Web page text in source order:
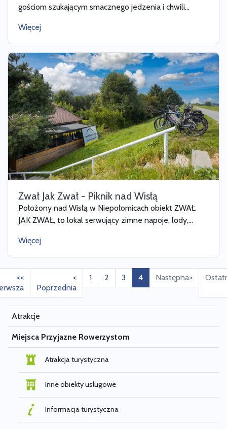
gościom szukającym smacznego jedzenia i chwili...
Więcej
Zwał Jak Zwał - Piknik nad Wisłą
Położony nad Wisłą w Niepołomicach obiekt ZWAŁ
JAK ZWAŁ, to lokal serwujący zimne napoje, lody,...
Więcej
<<
<
Poprzednia
1 2 3 4 Następna>
Atrakcje
Miejsca Przyjazne Rowerzystom
Atrakcja turystyczna
Inne obiekty usługowe
Informacja turystyczna